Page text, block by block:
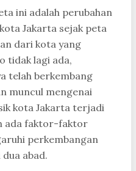
ini adalah perubahan
Jakarta sejak peta
dari kota yang
tidak lagi ada,
telah berkembang
muncul mengenai
kota Jakarta terjadi
ada faktor-faktor
perkembangan
abad.